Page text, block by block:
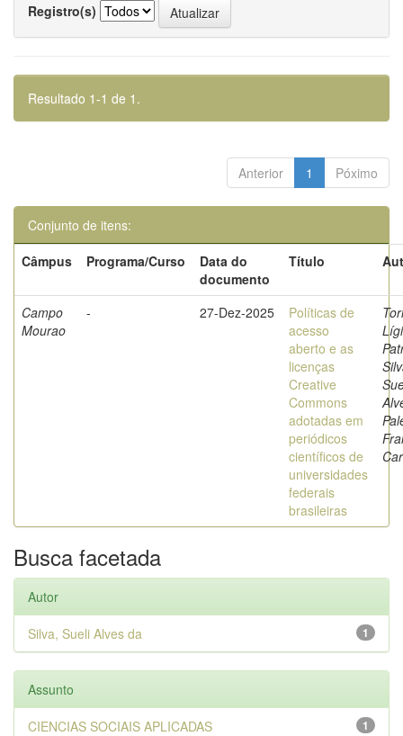
Registro(s)
Resultado 1-1 de 1.
Anterior 1 Póximo
Conjunto de itens:
Câmpus
Programa/Curso
Data do
documento
Título
Campo
Mourao
- 27-Dez-2025
Políticas de
acesso
aberto e as
licenças
Creative
Commons
adotadas em
periódicos
científicos de
universidades
federais
brasileiras
Busca facetada
Autor
1
Silva, Sueli Alves da
Assunto
1
CIENCIAS SOCIAIS APLICADAS